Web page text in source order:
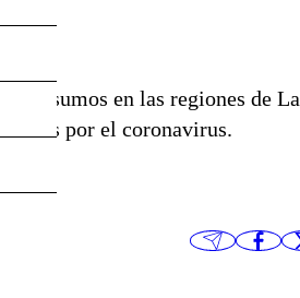
insumos en las regiones de La
por el coronavirus.